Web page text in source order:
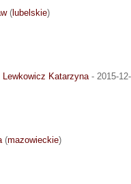
( lubelskie)
Katarzyna- 2015-
(mazowieckie)